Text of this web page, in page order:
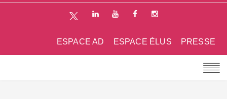
PRESSE
ESPACE ÉLUS
ESPACE AD